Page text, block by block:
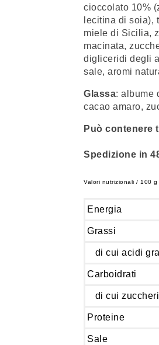
cioccolato 10%
lecitina di soia),
miele di Sicilia,
macinata,
digliceridi degli
sale, aromi
Glassa: albume
cacao amaro,
Può contenere
Spedizione in
Valori nutrizionali / 100 g
Energia
Grassi
di cui acidi
Carboidrati
di cui zuccheri
Proteine
Sale